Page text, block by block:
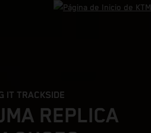
IT TRACKSIDE
REPLICA